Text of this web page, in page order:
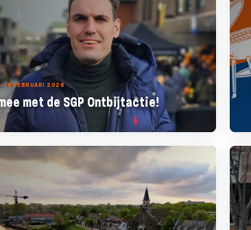
18 FEBRUARI 2026
met de SGP Ontbijtactie!